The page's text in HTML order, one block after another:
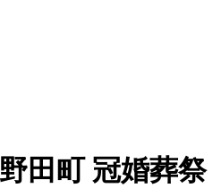
田町 冠婚葬祭